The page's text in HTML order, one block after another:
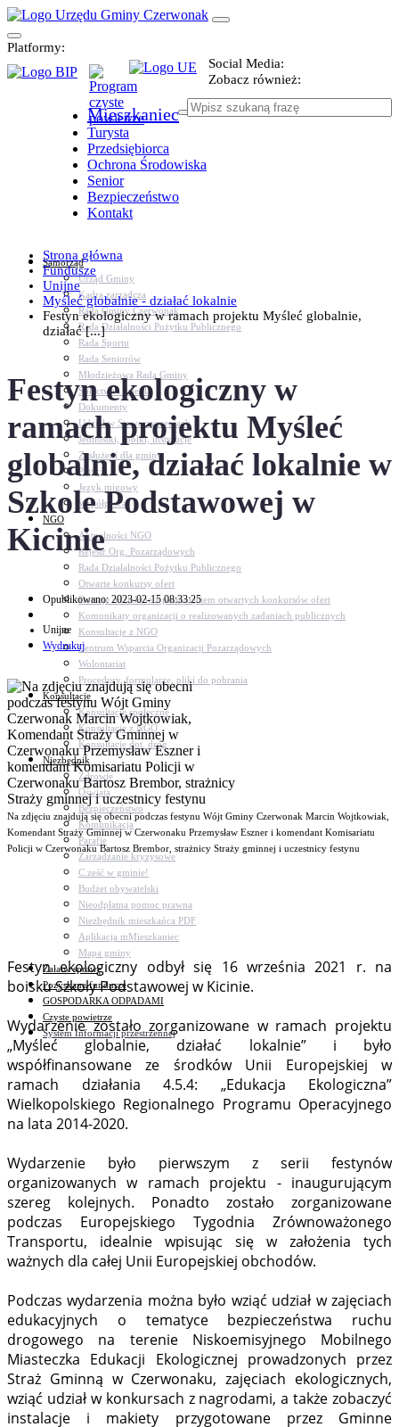
Platformy:
Social Media:
Zobacz również:
Mieszkaniec
Turysta
Przedsiębiorca
Ochrona Środowiska
Senior
Bezpieczeństwo
Kontakt
Samorząd
Urząd Gminy
Kadra zarządcza
Rada Gminy Czerwonak
Rada Działalności Pożytku Publicznego
Rada Sportu
Rada Seniorów
Młodzieżowa Rada Gminy
Sołectwa i osiedla
Dokumenty
Udział w Stowarzyszeniach
Jednostki, spółki, instytucje
Zasłużeni dla gminy
Petycje
Język migowy
Współpraca
NGO
Aktualności NGO
Rejestr Org. Pozarządowych
Rada Działalności Pożytku Publicznego
Otwarte konkursy ofert
Dotacje udzielone z pominięciem otwartych konkursów ofert
Komunikaty organizacji o realizowanych zadaniach publicznych
Konsultacje z NGO
Centrum Wsparcia Organizacji Pozarządowych
Wolontariat
Procedury, formularze, pliki do pobrania
Konsultacje
Konsultacje społeczne
Konsultacje z NGO
Konsultacje dot. dróg
Niezbędnik
Zdrowie
Oświata
Bezpieczeństwo
Komunikacja
Parafie
Zarządzanie kryzysowe
C.ześć w gminie!
Budżet obywatelski
Nieodpłatna pomoc prawna
Niezbędnik mieszkańca PDF
Aplikacja mMieszkaniec
Mapa gminy
Załatw sprawę
Pozyskane fundusze
GOSPODARKA ODPADAMI
Czyste powietrze
System Informacji przestrzennej
Strona główna
Fundusze
Unijne
Myśleć globalnie - działać lokalnie
Festyn ekologiczny w ramach projektu Myśleć globalnie,
działać [...]
Festyn ekologiczny w
ramach projektu Myśleć
globalnie, działać lokalnie w
Szkole Podstawowej w
Kicinie
Opublikowano: 2023-02-15 08:33:25
Unijne
Wydrukuj
Na zdjęciu znajdują się obecni podczas festynu Wójt Gminy Czerwonak Marcin Wojtkowiak,
Komendant Straży Gminnej w Czerwonaku Przemysław Eszner i komendant Komisariatu
Policji w Czerwonaku Bartosz Brembor, strażnicy Straży gminnej i uczestnicy festynu
Festyn ekologiczny odbył się 16 września 2021 r. na
boisku Szkoły Podstawowej w Kicinie.
Wydarzenie zostało zorganizowane w ramach projektu
„Myśleć globalnie, działać lokalnie” i było
współfinansowane ze środków Unii Europejskiej w
ramach działania 4.5.4: „Edukacja Ekologiczna”
Wielkopolskiego Regionalnego Programu Operacyjnego
na lata 2014-2020.
Wydarzenie było pierwszym z serii festynów
organizowanych w ramach projektu - inaugurującym
szereg kolejnych. Ponadto zostało zorganizowane
podczas Europejskiego Tygodnia Zrównoważonego
Transportu, idealnie wpisując się w założenia tych
ważnych dla całej Unii Europejskiej obchodów.
Podczas wydarzenia można było wziąć udział w zajęciach
edukacyjnych o tematyce bezpieczeństwa ruchu
drogowego na terenie Niskoemisyjnego Mobilnego
Miasteczka Edukacji Ekologicznej prowadzonych przez
Straż Gminną w Czerwonaku, zajęciach ekologicznych,
wziąć udział w konkursach z nagrodami, a także zobaczyć
instalacje i makiety przygotowane przez Gminne